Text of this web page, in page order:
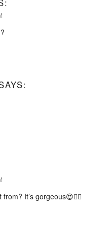
It’s gorgeous😍👌🏼